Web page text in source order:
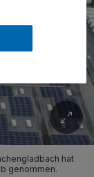
hat
genommen.